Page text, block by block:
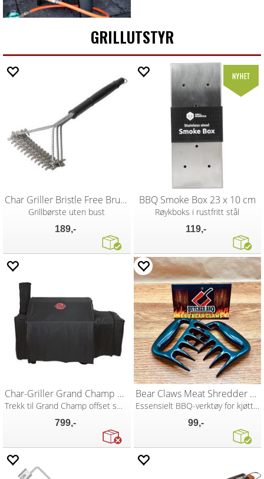
GRILLUTSTYR
Char Griller Bristle Free Brush
Grillbørste uten bust
189,-
BBQ Smoke Box 23 x 10 cm
Røykboks i rustfritt stål
119,-
Char-Griller Grand Champ Cover
Trekk til Grand Champ offset smoker
799,-
Bear Claws Meat Shredder & Pork Puller
Essensielt BBQ-verktøy for kjøttriving
99,-